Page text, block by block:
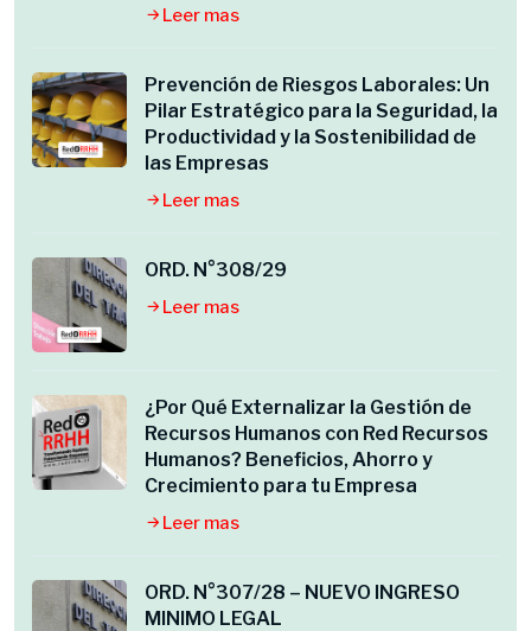
Leer mas
Prevención de Riesgos Laborales: Un
Pilar Estratégico para la Seguridad, la
Productividad y la Sostenibilidad de
las Empresas
Leer mas
ORD. N°308/29
Leer mas
¿Por Qué Externalizar la Gestión de
Recursos Humanos con Red Recursos
Humanos? Beneficios, Ahorro y
Crecimiento para tu Empresa
Leer mas
ORD. N°307/28 – NUEVO INGRESO
MINIMO LEGAL